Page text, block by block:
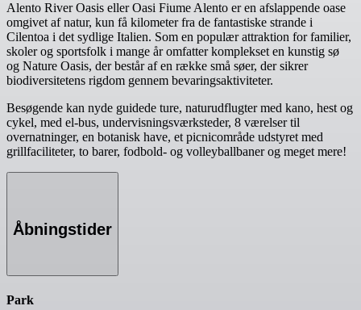
Alento River Oasis eller Oasi Fiume Alento er en afslappende oase
omgivet af natur, kun få kilometer fra de fantastiske strande i
Cilentoa i det sydlige Italien. Som en populær attraktion for familier,
skoler og sportsfolk i mange år omfatter komplekset en kunstig sø
og Nature Oasis, der består af en række små søer, der sikrer
biodiversitetens rigdom gennem bevaringsaktiviteter.
Besøgende kan nyde guidede ture, naturudflugter med kano, hest og
cykel, med el-bus, undervisningsværksteder, 8 værelser til
overnatninger, en botanisk have, et picnicområde udstyret med
grillfaciliteter, to barer, fodbold- og volleyballbaner og meget mere!
Åbningstider
Park